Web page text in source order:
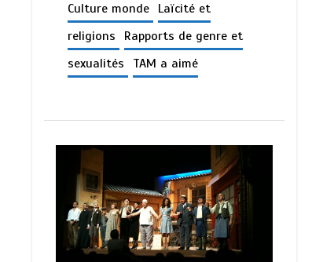
Culture monde Laïcité et
religions
Rapports de genre et
sexualités
TAM a aimé